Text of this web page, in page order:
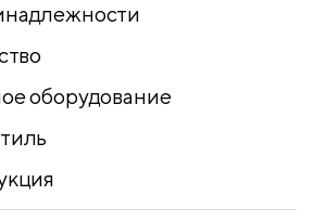
оборудование